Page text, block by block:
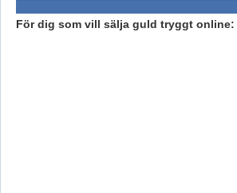
För dig som vill sälja guld tryggt online: